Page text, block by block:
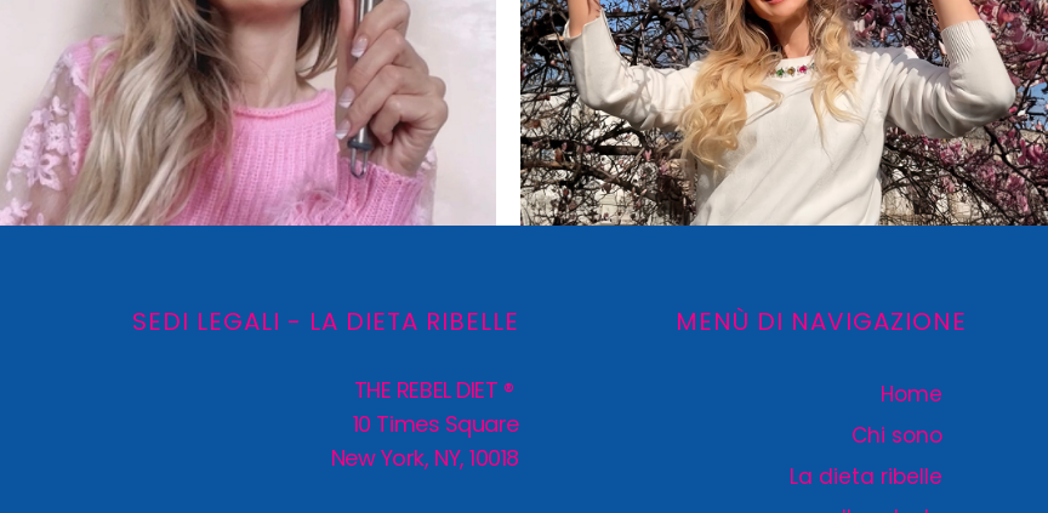
SEDI LEGALI - LA DIETA RIBELLE
THE REBEL DIET ®
10 Times Square
New York, NY, 10018
MENÙ DI NAVIGAZIONE
Home
Chi sono
La dieta ribelle